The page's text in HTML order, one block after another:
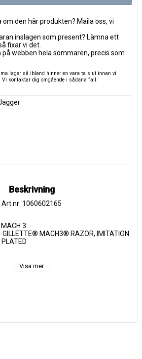
om den här produkten? Maila oss, vi
inslagen som present? Lämna ett
fixar vi det.
på webben hela sommaren, precis som
lager så ibland hinner en vara ta slut innan vi
kontaktar dig omgående i sådana fall.
Beskrivning
Art.nr: 1060602165
MACH 3
GILLETTE® MACH3® RAZOR, IMITATION
PLATED
Visa mer